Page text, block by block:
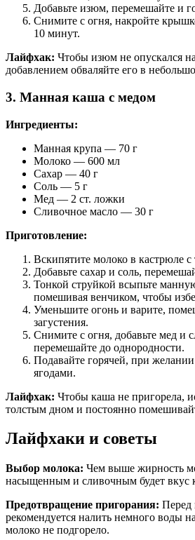
Добавьте изюм, перемешайте и
Снимите с огня, накройте
10 минут.
Лайфхак: Чтобы изюм не опускался
добавлением обваляйте его в
3. Манная каша с медом
Ингредиенты:
Манная крупа — 70 г
Молоко — 600 мл
Сахар — 40 г
Соль — 5 г
Мед — 2 ст. ложки
Сливочное масло — 30 г
Приготовление:
Вскипятите молоко в кастрюле
Добавьте сахар и соль,
Тонкой струйкой всыпьте
помешивая венчиком, чтобы
Уменьшите огонь и варите,
загустения.
Снимите с огня, добавьте мед и
перемешайте до однородности.
Подавайте горячей, при
ягодами.
Лайфхак: Чтобы каша не пригорела,
толстым дном и постоянно
Лайфхаки и советы
Выбор молока: Чем выше жирность
насыщенным и сливочным будет вкус
Предотвращение пригорания: Перед
рекомендуется налить немного воды
молоко не подгорело.